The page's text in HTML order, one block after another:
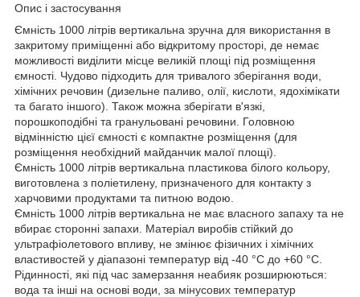
Опис і застосування
Ємність 1000 літрів вертикальна зручна для використання в
закритому приміщенні або відкритому просторі, де немає
можливості виділити місце великій площі під розміщення
ємності. Чудово підходить для тривалого зберігання води,
хімічних речовин (дизельне паливо, олії, кислоти, ядохімікати
та багато іншого). Також можна зберігати в'язкі,
порошкоподібні та гранульовані речовини. Головною
відмінністю цієї ємності є компактне розміщення (для
розміщення необхідний майданчик малої площі).
Ємність 1000 літрів вертикальна пластикова білого кольору,
виготовлена з поліетилену, призначеного для контакту з
харчовими продуктами та питною водою.
Ємність 1000 літрів вертикальна не має власного запаху та не
вбирає сторонні запахи. Матеріал виробів стійкий до
ультрафіолетового впливу, не змінює фізичних і хімічних
властивостей у діапазоні температур від -40 °C до +60 °C.
Рідинності, які під час замерзання неабияк розширюються:
вода та інші на основі води, за мінусових температур